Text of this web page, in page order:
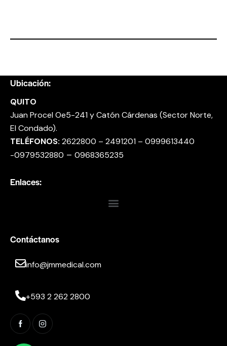
Ubicación:
QUITO
Juan Procel Oe5-241 y Catón Cárdenas (Sector Norte,
El Condado).
TELÉFONOS: 2622800 – 2491201 – 0999613440
-0979532880 – 0968365235
Enlaces:
Contáctanos
info@jmmedical.com
+593 2 262 2800